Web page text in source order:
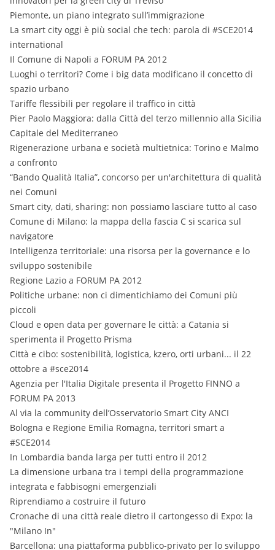
Piemonte, un piano integrato sull’immigrazione
La smart city oggi è più social che tech: parola di #SCE2014
international
Il Comune di Napoli a FORUM PA 2012
Luoghi o territori? Come i big data modificano il concetto di
spazio urbano
Tariffe flessibili per regolare il traffico in città
Pier Paolo Maggiora: dalla Città del terzo millennio alla Sicilia
Capitale del Mediterraneo
Rigenerazione urbana e società multietnica: Torino e Malmo
a confronto
“Bando Qualità Italia”, concorso per un'architettura di qualità
nei Comuni
Smart city, dati, sharing: non possiamo lasciare tutto al caso
Comune di Milano: la mappa della fascia C si scarica sul
navigatore
Intelligenza territoriale: una risorsa per la governance e lo
sviluppo sostenibile
Regione Lazio a FORUM PA 2012
Politiche urbane: non ci dimentichiamo dei Comuni più
piccoli
Cloud e open data per governare le città: a Catania si
sperimenta il Progetto Prisma
Città e cibo: sostenibilità, logistica, kzero, orti urbani... il 22
ottobre a #sce2014
Agenzia per l'Italia Digitale presenta il Progetto FINNO a
FORUM PA 2013
Al via la community dell’Osservatorio Smart City ANCI
Bologna e Regione Emilia Romagna, territori smart a
#SCE2014
In Lombardia banda larga per tutti entro il 2012
La dimensione urbana tra i tempi della programmazione
integrata e fabbisogni emergenziali
Riprendiamo a costruire il futuro
Cronache di una città reale dietro il cartongesso di Expo: la
"Milano In"
Barcellona: una piattaforma pubblico-privato per lo sviluppo